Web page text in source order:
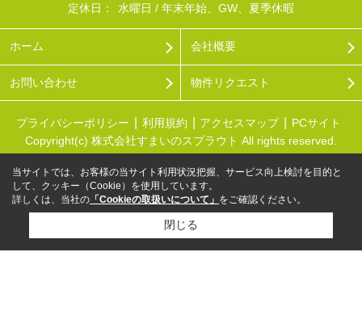
定休日：
水曜日 / 年末年始、GW、夏季休暇
ホーム 会社概要
お問い合わせ 物件リクエスト
プライバシーポリシー 利用規約 アクセスマップ
PCサイト
Copyright(c) 株式会社すまいのスプラウト All rights reserved.
当サイトでは、お客様の当サイト利用状況把握、サービス向上検討を目的と
して、クッキー（Cookie）を使用しています。
詳しくは、当社の 「Cookieの取扱いについて」 をご確認ください。
閉じる